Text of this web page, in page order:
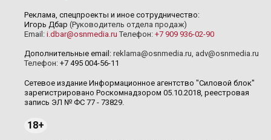
Реклама, спецпроекты и иное сотрудничество:
Игорь Дбар (Руководитель отдела продаж)
Email: i.dbar@osnmedia.ru Телефон: +7 909 936-02-90
Дополнительные email: reklama@osnmedia.ru, adv@osnmedia.ru
Телефон: +7 495 004-56-11
Сетевое издание Информационное агентство "Силовой блок"
зарегистрировано Роскомнадзором 05.10.2018, реестровая
запись ЭЛ № ФС 77 - 73829.
18+